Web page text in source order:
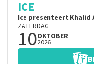
ICE
Ice presenteert Khalid
ZATERDAG
10OKTOBER
2026